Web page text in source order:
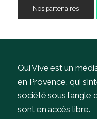
Nos partenaires
Qui Vive est un
en Provence, qui
société sous l’angle
sont en accès libre.